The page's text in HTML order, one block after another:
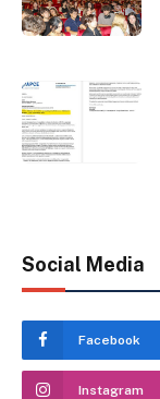
Social Media
Facebook
Instagram